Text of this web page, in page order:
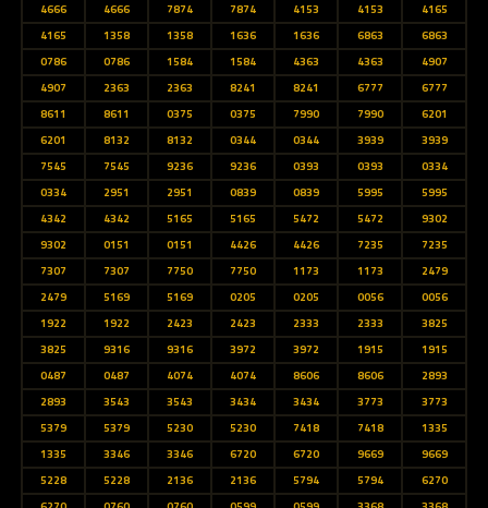
4666
4666 7874 7874 4153 4153
4165
4165
1358 1358 1636 1636 6863
6863
0786
0786 1584 1584 4363 4363
4907
4907
2363 2363 8241 8241 6777
6777
8611
8611 0375 0375 7990 7990
6201
6201
8132 8132 0344 0344 3939
3939
7545
7545 9236 9236 0393 0393
0334
0334
2951 2951 0839 0839 5995
5995
4342
4342 5165 5165 5472 5472
9302
9302
0151 0151 4426 4426 7235
7235
7307
7307 7750 7750 1173 1173
2479
2479
5169 5169 0205 0205 0056
0056
1922
1922 2423 2423 2333 2333
3825
3825
9316 9316 3972 3972 1915
1915
0487
0487 4074 4074 8606 8606
2893
2893
3543 3543 3434 3434 3773
3773
5379
5379 5230 5230 7418 7418
1335
1335
3346 3346 6720 6720 9669
9669
5228
5228 2136 2136 5794 5794
6270